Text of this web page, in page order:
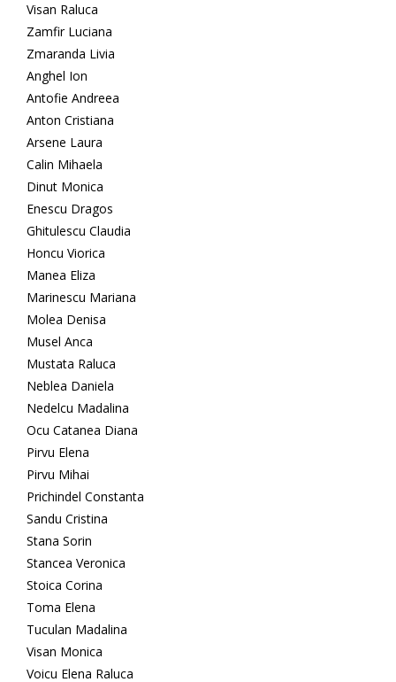
Visan Raluca
Zamfir Luciana
Zmaranda Livia
Anghel Ion
Antofie Andreea
Anton Cristiana
Arsene Laura
Calin Mihaela
Dinut Monica
Enescu Dragos
Ghitulescu Claudia
Honcu Viorica
Manea Eliza
Marinescu Mariana
Molea Denisa
Musel Anca
Mustata Raluca
Neblea Daniela
Nedelcu Madalina
Ocu Catanea Diana
Pirvu Elena
Pirvu Mihai
Prichindel Constanta
Sandu Cristina
Stana Sorin
Stancea Veronica
Stoica Corina
Toma Elena
Tuculan Madalina
Visan Monica
Voicu Elena Raluca